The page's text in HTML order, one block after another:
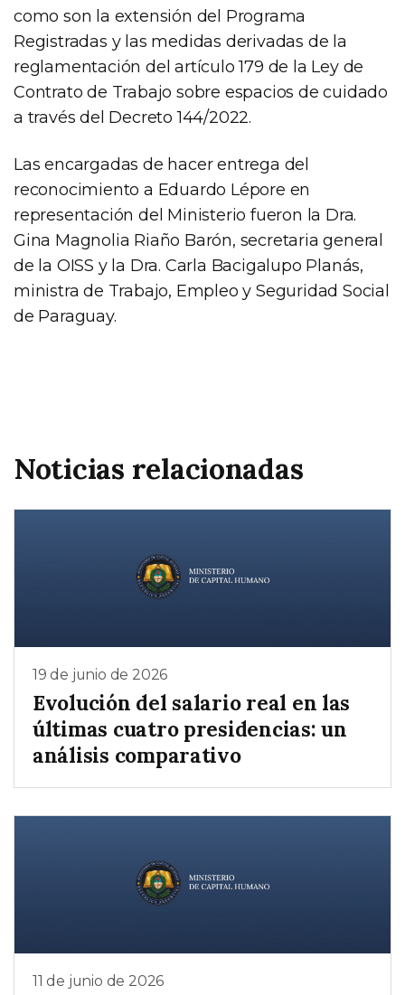
como son la extensión del Programa
Registradas y las medidas derivadas de la
reglamentación del artículo 179 de la Ley de
Contrato de Trabajo sobre espacios de cuidado
a través del Decreto 144/2022.
Las encargadas de hacer entrega del
reconocimiento a Eduardo Lépore en
representación del Ministerio fueron la Dra.
Gina Magnolia Riaño Barón, secretaria general
de la OISS y la Dra. Carla Bacigalupo Planás,
ministra de Trabajo, Empleo y Seguridad Social
de Paraguay.
Noticias relacionadas
19 de junio de 2026
Evolución del salario real en las
últimas cuatro presidencias: un
análisis comparativo
11 de junio de 2026